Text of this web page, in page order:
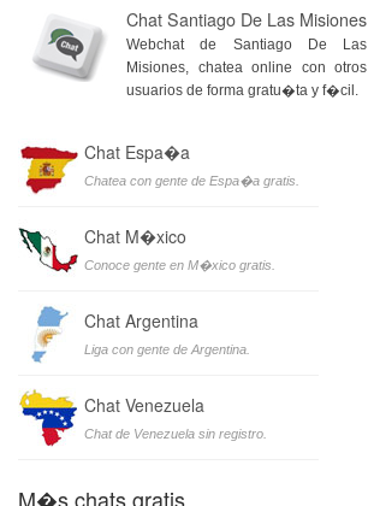
Chat Santiago De Las Misiones
Webchat de Santiago De Las
Misiones, chatea online con otros
usuarios de forma gratu�ta y f�cil.
Chat Espa�a
Chatea con gente de Espa�a gratis.
Chat M�xico
Conoce gente en M�xico gratis.
Chat Argentina
Liga con gente de Argentina.
Chat Venezuela
Chat de Venezuela sin registro.
M�s chats gratis